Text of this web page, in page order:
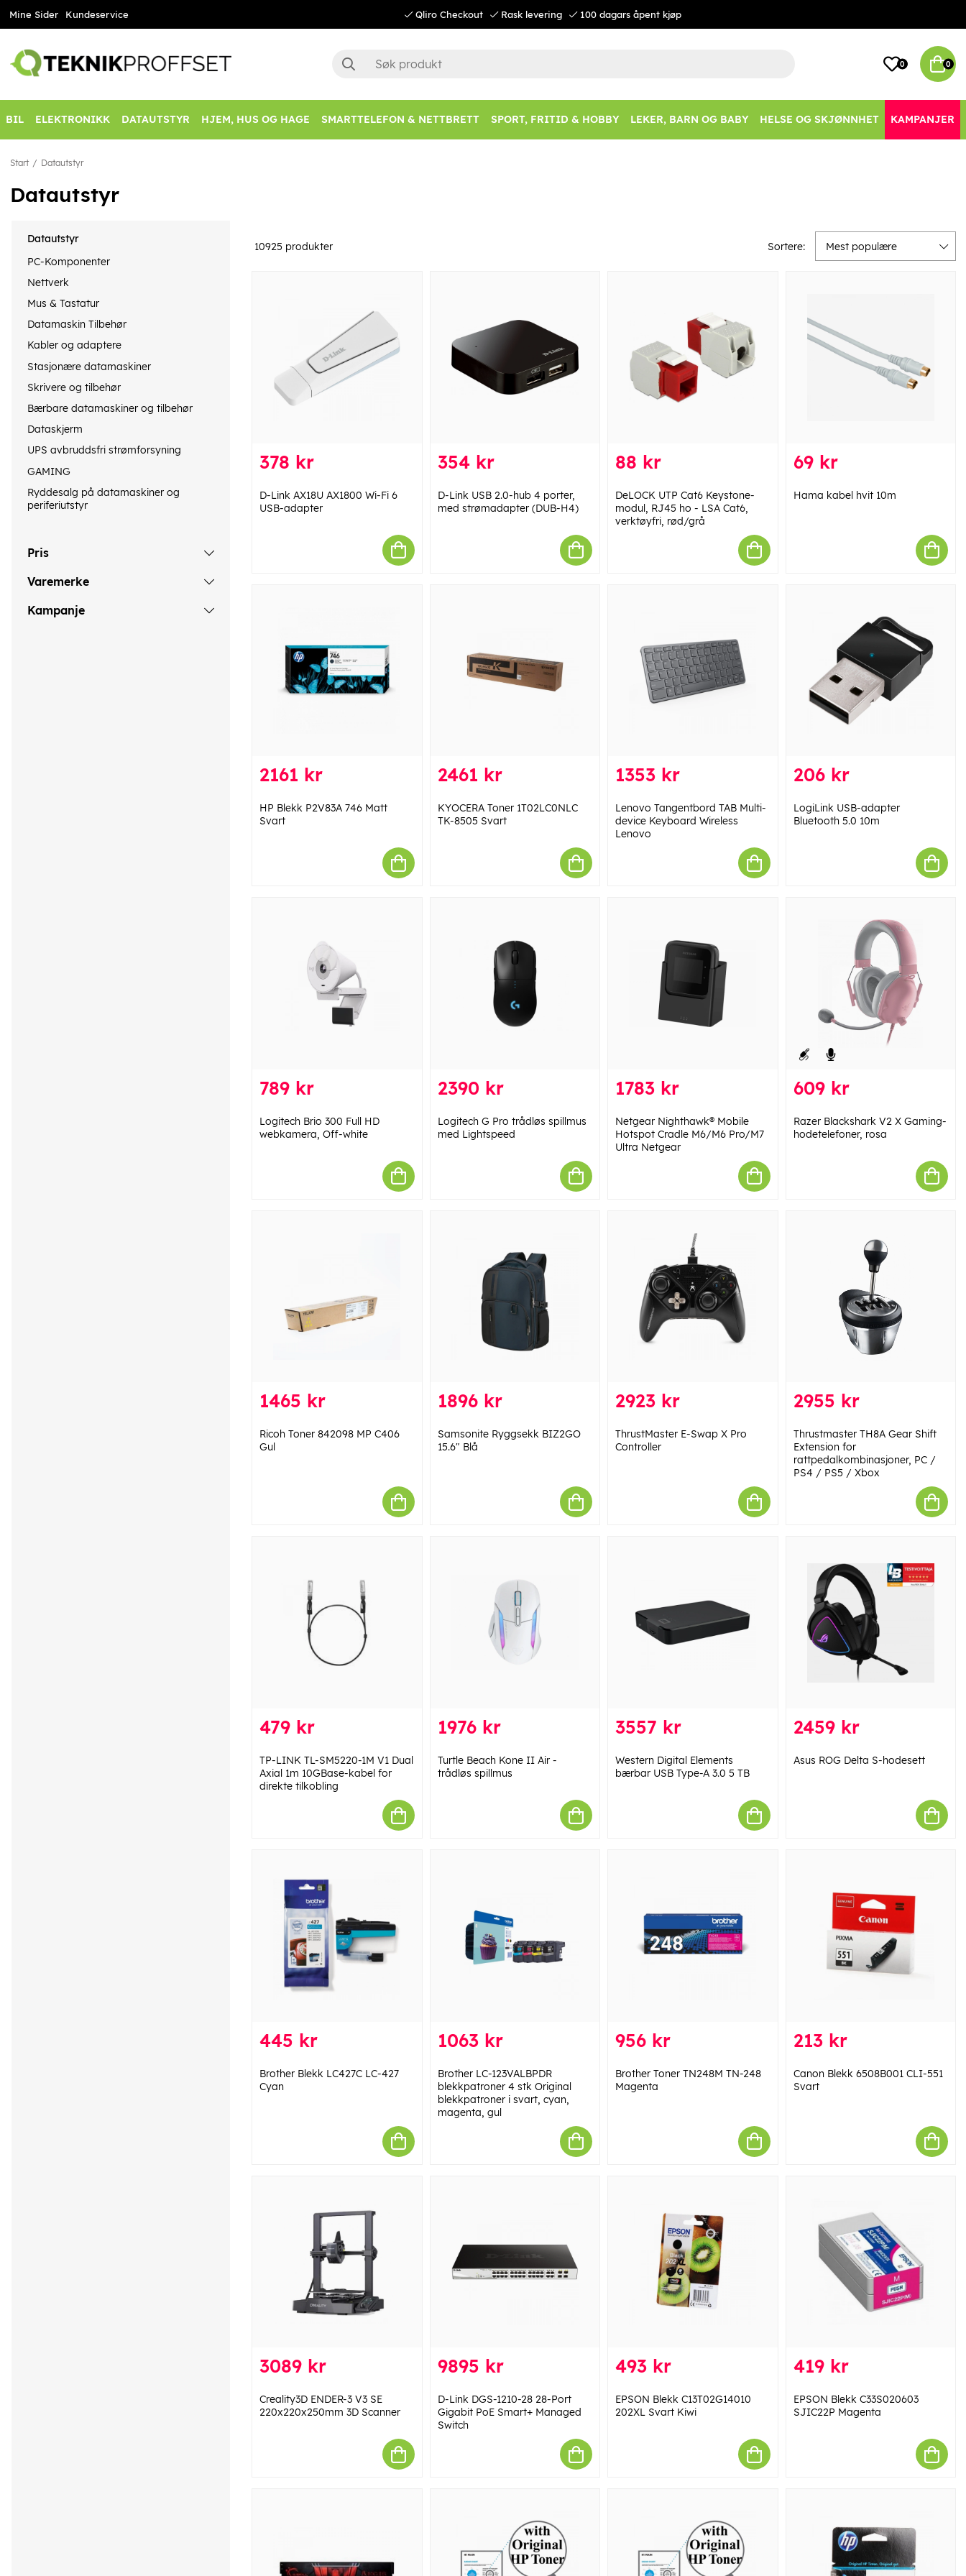
Mine Sider Kundeservice Qliro Checkout Rask levering 100 dagars åpent kjøp
0 0
BIL ELEKTRONIKK DATAUTSTYR HJEM, HUS OG HAGE SMARTTELEFON & NETTBRETT SPORT, FRITID & HOBBY LEKER, BARN OG BABY HELSE OG SKJØNNHET KAMPANJER
Start Datautstyr
Datautstyr
Datautstyr
PC-Komponenter
Nettverk
Mus & Tastatur
Datamaskin Tilbehør
Kabler og adaptere
Stasjonære datamaskiner
Skrivere og tilbehør
Bærbare datamaskiner og tilbehør
Dataskjerm
UPS avbruddsfri strømforsyning
GAMING
Ryddesalg på datamaskiner og
periferiutstyr
Pris
Varemerke
Kampanje
10925 produkter Sortere: Mest populære
378 kr
D-Link AX18U AX1800 Wi-Fi 6
USB-adapter
354 kr
D-Link USB 2.0-hub 4 porter,
med strømadapter (DUB-H4)
88 kr
DeLOCK UTP Cat6 Keystone-
modul, RJ45 ho - LSA Cat6,
verktøyfri, rød/grå
69 kr
Hama kabel hvit 10m
2161 kr
HP Blekk P2V83A 746 Matt
Svart
2461 kr
KYOCERA Toner 1T02LC0NLC
TK-8505 Svart
1353 kr
Lenovo Tangentbord TAB Multi-
device Keyboard Wireless
Lenovo
206 kr
LogiLink USB-adapter
Bluetooth 5.0 10m
789 kr
Logitech Brio 300 Full HD
webkamera, Off-white
2390 kr
Logitech G Pro trådløs spillmus
med Lightspeed
1783 kr
Netgear Nighthawk® Mobile
Hotspot Cradle M6/M6 Pro/M7
Ultra Netgear
609 kr
Razer Blackshark V2 X Gaming-
hodetelefoner, rosa
1465 kr
Ricoh Toner 842098 MP C406
Gul
1896 kr
Samsonite Ryggsekk BIZ2GO
15.6" Blå
2923 kr
ThrustMaster E-Swap X Pro
Controller
2955 kr
Thrustmaster TH8A Gear Shift
Extension for
rattpedalkombinasjoner, PC /
PS4 / PS5 / Xbox
479 kr
TP-LINK TL-SM5220-1M V1 Dual
Axial 1m 10GBase-kabel for
direkte tilkobling
1976 kr
Turtle Beach Kone II Air -
trådløs spillmus
3557 kr
Western Digital Elements
bærbar USB Type-A 3.0 5 TB
2459 kr
Asus ROG Delta S-hodesett
445 kr
Brother Blekk LC427C LC-427
Cyan
1063 kr
Brother LC-123VALBPDR
blekkpatroner 4 stk Original
blekkpatroner i svart, cyan,
magenta, gul
956 kr
Brother Toner TN248M TN-248
Magenta
213 kr
Canon Blekk 6508B001 CLI-551
Svart
3089 kr
Creality3D ENDER-3 V3 SE
220x220x250mm 3D Scanner
9895 kr
D-Link DGS-1210-28 28-Port
Gigabit PoE Smart+ Managed
Switch
493 kr
EPSON Blekk C13T02G14010
202XL Svart Kiwi
419 kr
EPSON Blekk C33S020603
SJIC22P Magenta